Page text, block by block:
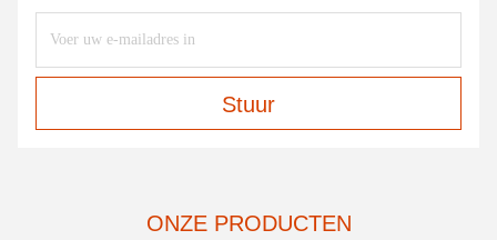
Stuur
ONZE PRODUCTEN